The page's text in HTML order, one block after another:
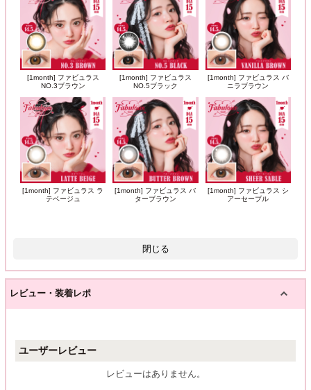
[1month] ファビュラス
NO.3ブラウン
[1month] ファビュラス
NO.5ブラック
[1month] ファビュラス バ
ニラブラウン
[1month] ファビュラス ラ
テベージュ
[1month] ファビュラス バ
ターブラウン
[1month] ファビュラス シ
アーセーブル
閉じる
レビュー・装着レポ
ユーザーレビュー
レビューはありません。